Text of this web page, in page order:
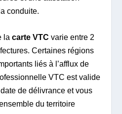
conduite.
lacarte VTC varie entre 2
Certaines régions
liés à l’afflux de
VTC est valide
de délivrance et vous
du territoire